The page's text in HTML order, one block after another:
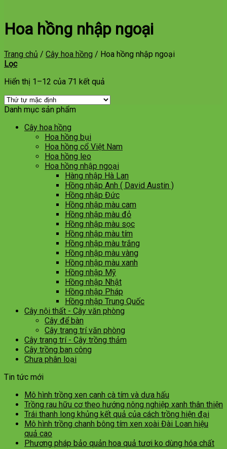
Hoa hồng nhập ngoại
Trang chủ / Cây hoa hồng / Hoa hồng nhập ngoại
Lọc
Hiển thị 1–12 của 71 kết quả
Danh mục sản phẩm
Cây hoa hồng
Hoa hồng bụi
Hoa hồng cổ Việt Nam
Hoa hồng leo
Hoa hồng nhập ngoại
Hàng nhập Hà Lan
Hồng nhập Anh ( David Austin )
Hồng nhập Đức
Hồng nhập màu cam
Hồng nhập màu đỏ
Hồng nhập màu sọc
Hồng nhập màu tím
Hồng nhập màu trắng
Hồng nhập màu vàng
Hồng nhập màu xanh
Hồng nhập Mỹ
Hồng nhập Nhật
Hồng nhập Pháp
Hồng nhập Trung Quốc
Cây nội thất - Cây văn phòng
Cây để bàn
Cây trang trí văn phòng
Cây trang trí - Cây trồng thảm
Cây trồng ban công
Chưa phân loại
Tin tức mới
Mô hình trồng xen canh cà tím và dưa hấu
Trồng rau hữu cơ theo hướng nông nghiệp xanh thân thiện
Trái thanh long khủng kết quả của cách trồng hiện đại
Mô hình trồng chanh bông tím xen xoài Đài Loan hiệu
quả cao
Phương pháp bảo quản hoa quả tươi ko dùng hóa chất